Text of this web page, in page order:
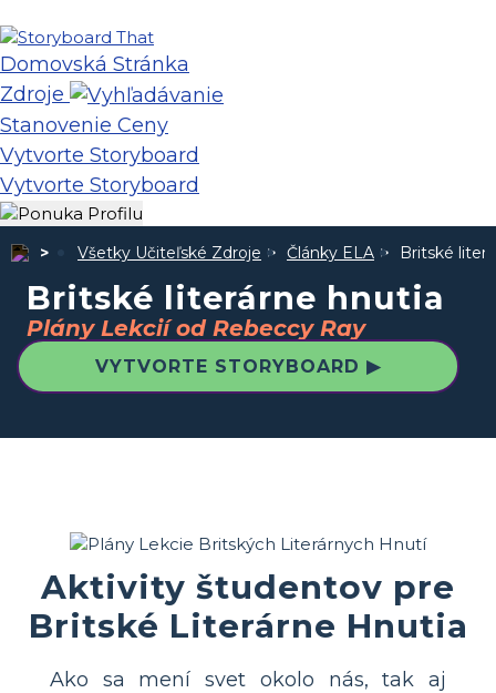
Domovská Stránka
Zdroje
Stanovenie Ceny
Vytvorte Storyboard
Vytvorte Storyboard
Všetky Učiteľské Zdroje Články ELA Britské
Britské literárne hnutia
Plány Lekcií od Rebeccy Ray
VYTVORTE STORYBOARD ▶
Aktivity študentov pre
Britské Literárne Hnutia
Ako sa mení svet okolo nás, tak aj